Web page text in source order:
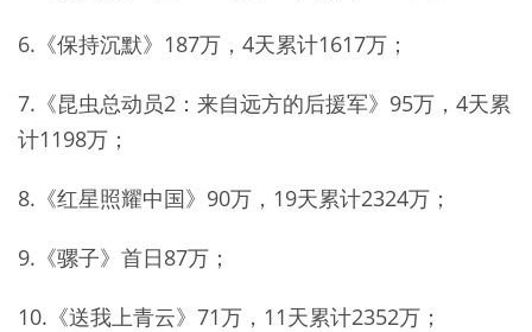
6.《保持沉默》187万，4天累计1617万；
7.《昆虫总动员2：来自远方的后援军》95万，4天累
计1198万；
8.《红星照耀中国》90万，19天累计2324万；
9.《骡子》首日87万；
10.《送我上青云》71万，11天累计2352万；